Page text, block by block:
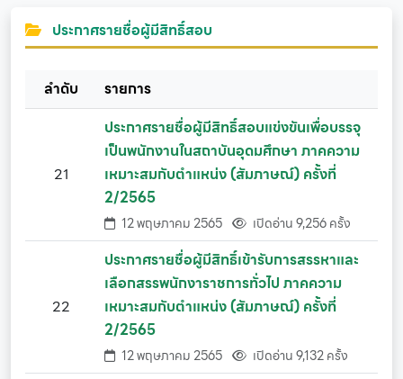
ประกาศรายชื่อผู้มีสิทธิ์สอบ
ลำดับ รายการ
21
ประกาศรายชื่อผู้มีสิทธิ์สอบแข่งขันเพื่อบรรจุ
เป็นพนักงานในสถาบันอุดมศึกษา ภาคความ
เหมาะสมกับตำแหน่ง (สัมภาษณ์) ครั้งที่
2/2565
12 พฤษภาคม 2565 เปิดอ่าน 9,256 ครั้ง
22
ประกาศรายชื่อผู้มีสิทธิ์เข้ารับการสรรหาและ
เลือกสรรพนักงาราชการทั่วไป ภาคความ
เหมาะสมกับตำแหน่ง (สัมภาษณ์) ครั้งที่
2/2565
12 พฤษภาคม 2565 เปิดอ่าน 9,132 ครั้ง